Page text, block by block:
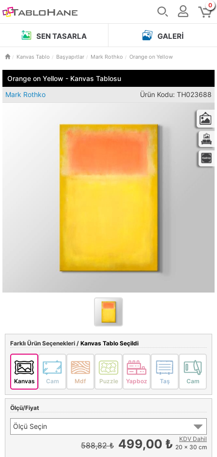
0
SEN TASARLA GALERI
Kanvas Tablo Başyapıtlar Mark Rothko Orange on Yellow
Orange on Yellow - Kanvas Tablosu
Mark Rothko
Ürün Kodu: TH023688
Farklı Ürün Seçenekleri / Kanvas Tablo Seçildi
Kanvas Cam Mdf Puzzle Yapboz Taş Cam
Ölçü/Fiyat
Ölçü Seçin
588,82 ₺ 499,00 ₺
KDV Dahil
20 x 30 cm